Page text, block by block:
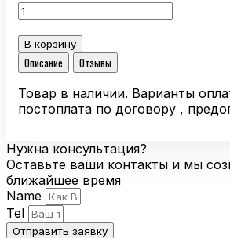
Количество
товара
Центробежный
вентилятор
Ebmpapst
D2E097-
CH85-
48
В корзину
Описание
Отзывы
Товар в наличии. Варианты
постоплата по договору ,
Нужна консультация?
Оставьте ваши контакты и мы
ближайшее время
Name
Tel
Отправить заявку